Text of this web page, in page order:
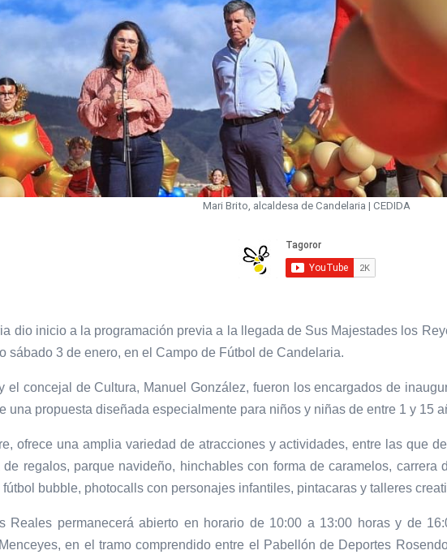
Mari Brito, alcaldesa de Candelaria | CEDIDA
dio inicio a la programación previa a la llegada de Sus Majestades los
sábado 3 de enero, en el Campo de Fútbol de Candelaria.
el concejal de Cultura, Manuel González, fueron los encargados de
una propuesta diseñada especialmente para niños y niñas de entre 1 y 15
ofrece una amplia variedad de atracciones y actividades, entre las que
regalos, parque navideño, hinchables con forma de caramelos, carrera
bubble, photocalls con personajes infantiles, pintacaras y talleres
Reales permanecerá abierto en horario de 10:00 a 13:00 horas y de
en el tramo comprendido entre el Pabellón de Deportes